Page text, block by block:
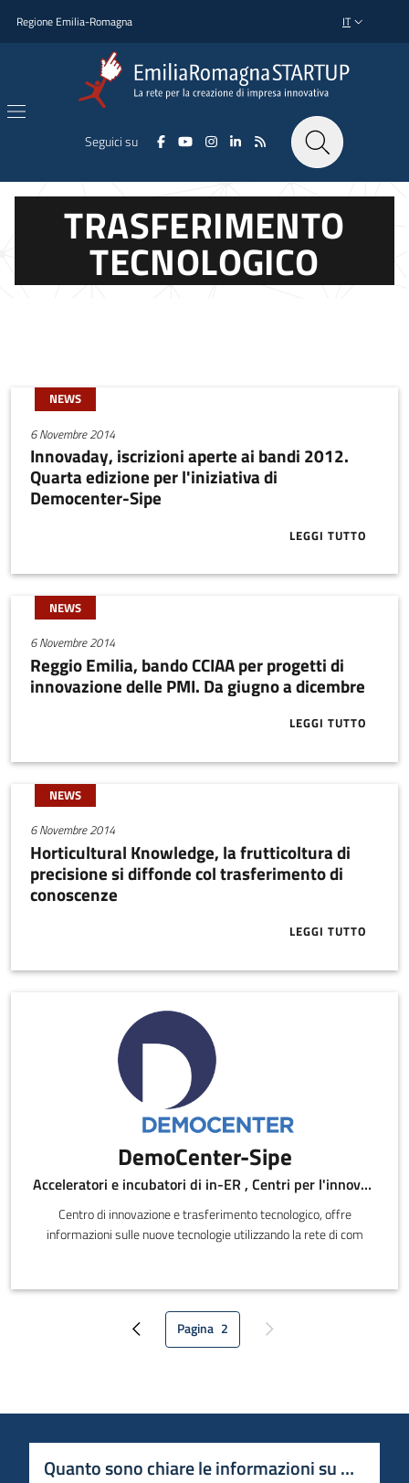
Regione Emilia-Romagna SELETTORE
IT
Seguici su
TRASFERIMENTO
TECNOLOGICO
NEWS
6 Novembre 2014
Innovaday, iscrizioni aperte ai bandi 2012.
Quarta edizione per l'iniziativa di
Democenter-Sipe
LEGGI TUTTO
ABOUT
NEWS
6 Novembre 2014
Reggio Emilia, bando CCIAA per progetti di
innovazione delle PMI. Da giugno a dicembre
LEGGI TUTTO
ABOUT
NEWS
6 Novembre 2014
Horticultural Knowledge, la frutticoltura di
precisione si diffonde col trasferimento di
conoscenze
LEGGI TUTTO
ABOUT
DemoCenter-Sipe
Acceleratori e incubatori di in-ER , Centri per l'innovazione
Centro di innovazione e trasferimento tecnologico, offre
informazioni sulle nuove tecnologie utilizzando la rete di com
Pagina precedentePagina attuale
Pagina 2 Pagina successiva
Quanto sono chiare le informazioni su questa